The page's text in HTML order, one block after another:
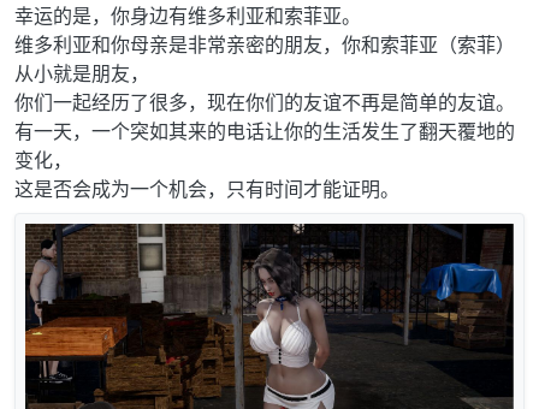
幸运的是，你身边有维多利亚和索菲亚。
维多利亚和你母亲是非常亲密的朋友，你和索菲亚（索菲）
从小就是朋友，
你们一起经历了很多，现在你们的友谊不再是简单的友谊。
有一天，一个突如其来的电话让你的生活发生了翻天覆地的
变化，
这是否会成为一个机会，只有时间才能证明。